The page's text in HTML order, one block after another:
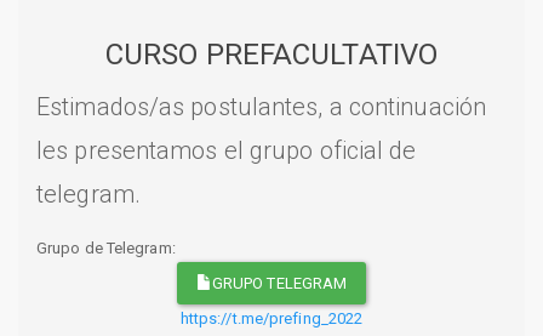
CURSO PREFACULTATIVO
Estimados/as postulantes, a continuación
les presentamos el grupo oficial de
telegram.
Grupo de Telegram:
GRUPO TELEGRAM
https://t.me/prefing_2022